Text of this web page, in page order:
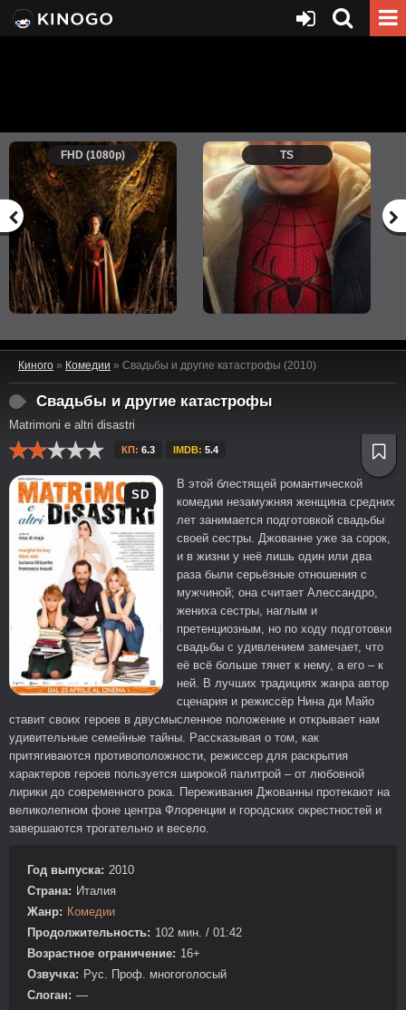
FHD (1080p) TS
Киного » Комедии » Свадьбы и другие катастрофы (2010)
Свадьбы и другие катастрофы
Matrimoni e altri disastri
КП: 6.3 IMDB: 5.4
SD
В этой блестящей романтической
комедии незамужняя женщина средних
лет занимается подготовкой свадьбы
своей сестры. Джованне уже за сорок,
и в жизни у неё лишь один или два
раза были серьёзные отношения с
мужчиной; она считает Алессандро,
жениха сестры, наглым и
претенциозным, но по ходу подготовки
свадьбы с удивлением замечает, что
её всё больше тянет к нему, а его – к
ней. В лучших традициях жанра автор
сценария и режиссёр Нина ди Майо
ставит своих героев в двусмысленное положение и открывает нам
удивительные семейные тайны. Рассказывая о том, как
притягиваются противоположности, режиссер для раскрытия
характеров героев пользуется широкой палитрой – от любовной
лирики до современного рока. Переживания Джованны протекают на
великолепном фоне центра Флоренции и городских окрестностей и
завершаются трогательно и весело.
Год выпуска: 2010
Страна: Италия
Жанр: Комедии
Продолжительность: 102 мин. / 01:42
Возрастное ограничение: 16+
Озвучка: Рус. Проф. многоголосый
Слоган: —